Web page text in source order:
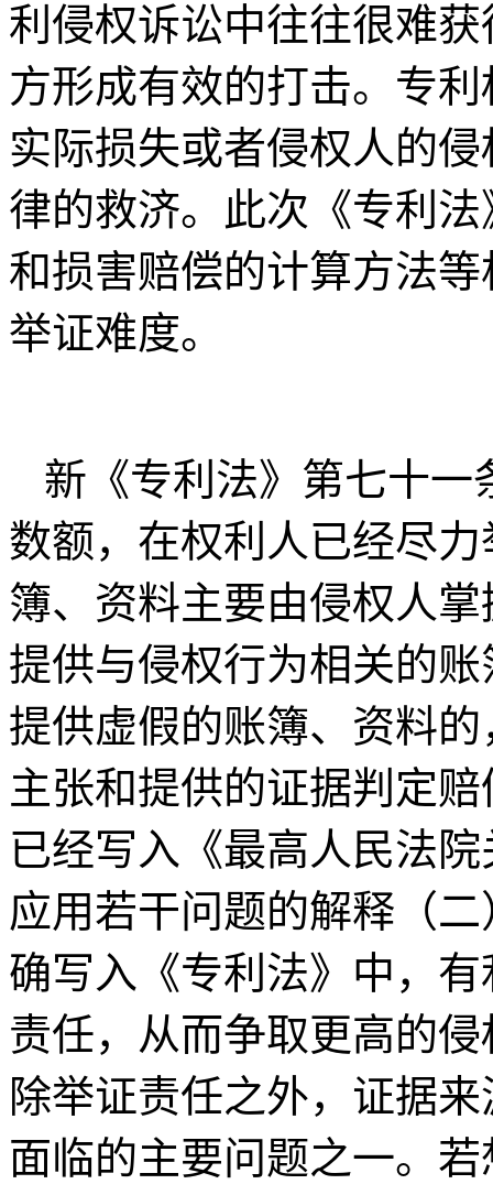
利侵权诉讼中往往很难
方形成有效的打击。专
实际损失或者侵权人的
律的救济。此次《专利
和损害赔偿的计算方法
举证难度。
新《专利法》第七十一
数额，在权利人已经尽
簿、资料主要由侵权人
提供与侵权行为相关的
提供虚假的账簿、资料
主张和提供的证据判定
已经写入《最高人民法
应用若干问题的解释（
确写入《专利法》中，
责任，从而争取更高的
除举证责任之外，证据
面临的主要问题之一。